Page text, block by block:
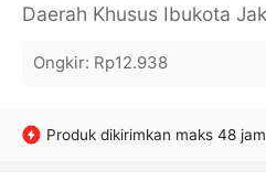
Ongkir: Rp12.938
Produk dikirimkan maks 48 jam